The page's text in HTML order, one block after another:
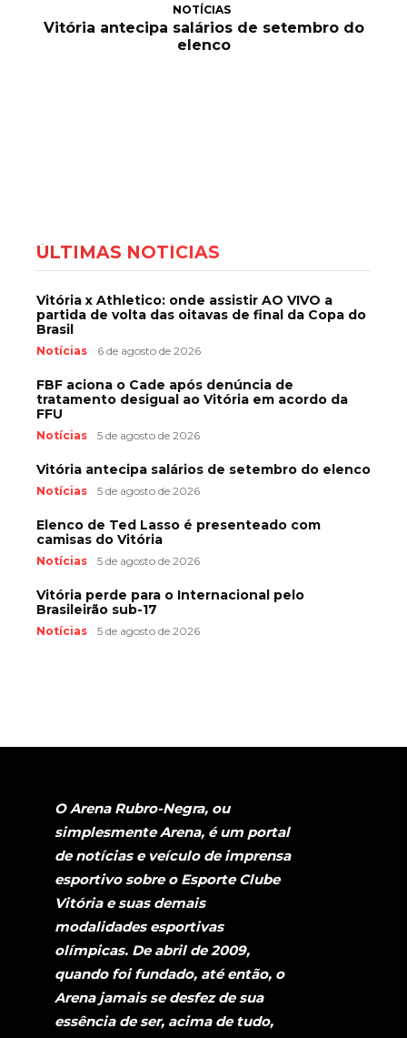
NOTÍCIAS
Vitória antecipa salários de setembro do
elenco
ÚLTIMAS NOTÍCIAS
Vitória x Athletico: onde assistir AO VIVO a
partida de volta das oitavas de final da Copa do
Brasil
Notícias 6 de agosto de 2026
FBF aciona o Cade após denúncia de
tratamento desigual ao Vitória em acordo da
FFU
Notícias 5 de agosto de 2026
Vitória antecipa salários de setembro do elenco
Notícias 5 de agosto de 2026
Elenco de Ted Lasso é presenteado com
camisas do Vitória
Notícias 5 de agosto de 2026
Vitória perde para o Internacional pelo
Brasileirão sub-17
Notícias 5 de agosto de 2026
O Arena Rubro-Negra, ou
simplesmente Arena, é um portal
de notícias e veículo de imprensa
esportivo sobre o Esporte Clube
Vitória e suas demais
modalidades esportivas
olímpicas. De abril de 2009,
quando foi fundado, até então, o
Arena jamais se desfez de sua
essência de ser, acima de tudo,